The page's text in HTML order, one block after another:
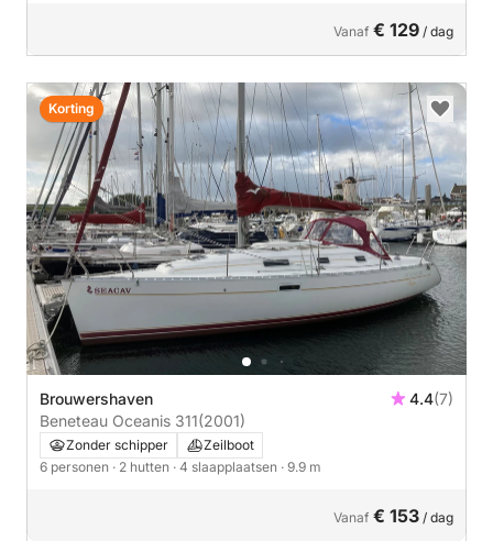
Vanaf € 129 / dag
Brouwershaven 4.4(7)
Beneteau Oceanis 311(2001)
Zonder schipper
Zeilboot
6 personen · 2 hutten · 4 slaapplaatsen · 9.9 m
Vanaf € 153 / dag
Korting